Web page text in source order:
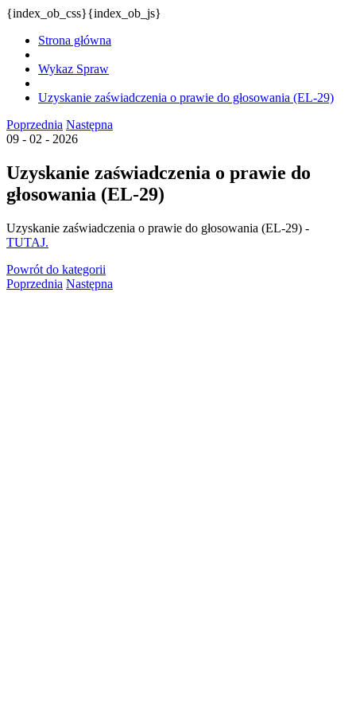
{index_ob_css}{index_ob_js}
Strona główna
Wykaz Spraw
Uzyskanie zaświadczenia o prawie do głosowania (EL-29)
Poprzednia Następna
09 - 02 - 2026
Uzyskanie zaświadczenia o prawie do
głosowania (EL-29)
Uzyskanie zaświadczenia o prawie do głosowania (EL-29) -
TUTAJ.
Powrót do kategorii
Poprzednia Następna